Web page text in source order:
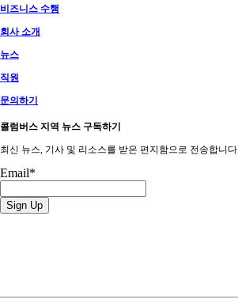
비즈니스 수행
회사 소개
뉴스
직원
문의하기
콜럼버스 지역 뉴스 구독하기
최신 뉴스, 기사 및 리소스를 받은 편지함으로 전송합니다.
Email*